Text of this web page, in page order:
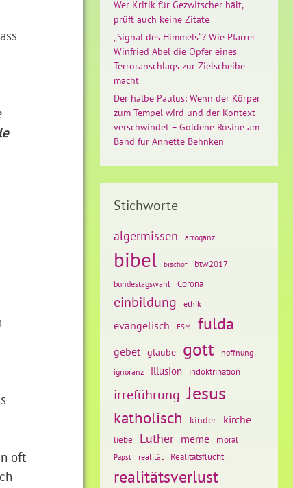
oft
Wer Kritik für Gezwitscher hält,
prüft auch keine Zitate
„Signal des Himmels“? Wie Pfarrer
Winfried Abel die Opfer eines
Terroranschlags zur Zielscheibe
macht
Der halbe Paulus: Wenn der Körper
zum Tempel wird und der Kontext
verschwindet – Goldene Rosine am
Band für Annette Behnken
Stichworte
algermissen arroganz
bibel bischof btw2017
bundestagswahl Corona
einbildung ethik
evangelisch FSM fulda
gebet glaube gott
hoffnung
ignoranz
illusion indoktrination
irreführung Jesus
katholisch kinder kirche
liebe Luther meme moral
Papst realität Realitätsflucht
realitätsverlust